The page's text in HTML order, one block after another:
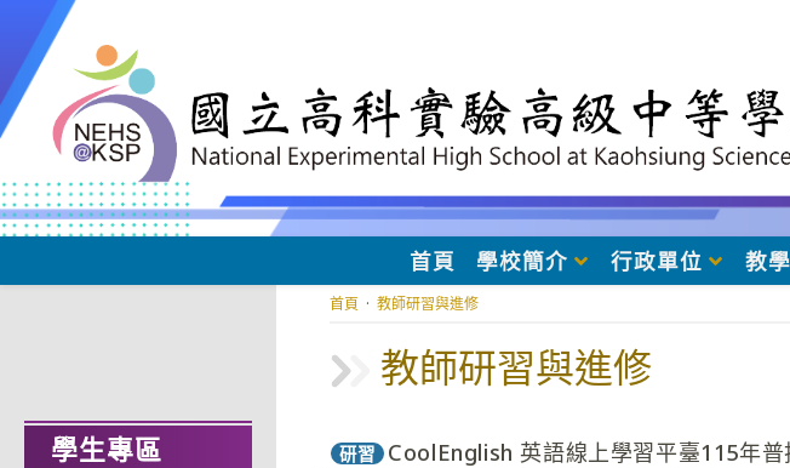
至
主
要
容
首頁 學校簡介 行政單位 教
教師研習與進修
首頁 · 教師研習與進修
研習 CoolEnglish 英語線上學習平臺115年
學生專區